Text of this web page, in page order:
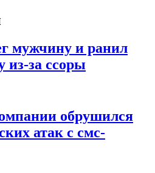
мужчину и ранил
из-за ссоры
обрушился
атак с смс-